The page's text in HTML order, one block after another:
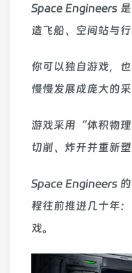
Space Engineers
造飞船、空间站与
你可以独自游戏，
慢慢发展成庞大的
游戏采用“体积物理
切削、炸开并重新
Space Engineers
程往前推进几十年
戏。